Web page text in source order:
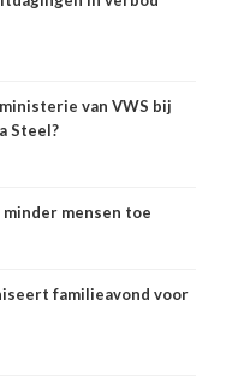
van VWS bij
Steel?
minder mensen toe
familieavond voor